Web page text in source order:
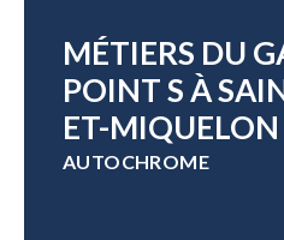
MÉTIERS DU
POINT S À
ET-MIQUELON
AUTOCHROME